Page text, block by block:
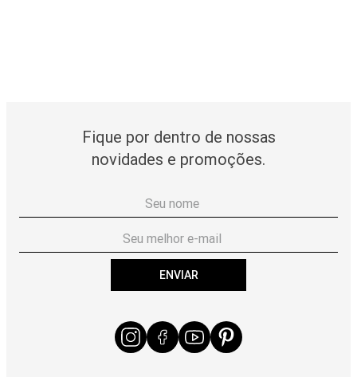
Fique por dentro de nossas
novidades e promoções.
ENVIAR